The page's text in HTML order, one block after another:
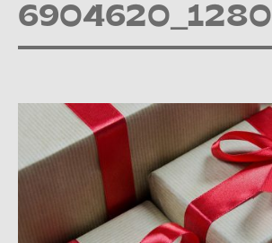
6904620_1280